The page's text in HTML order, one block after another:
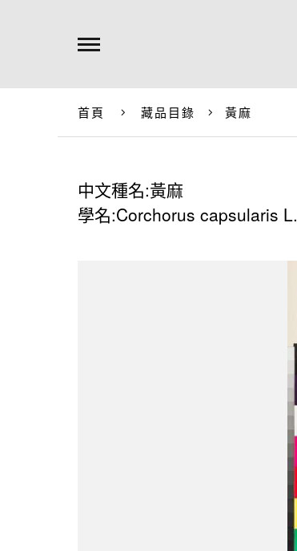
首頁 藏品目錄 黃麻
中文種名:黃麻
學名:Corchorus capsularis L.